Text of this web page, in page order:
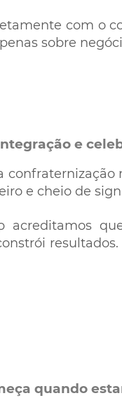
com o
sobre
e
e cheio de
acreditamos
quando